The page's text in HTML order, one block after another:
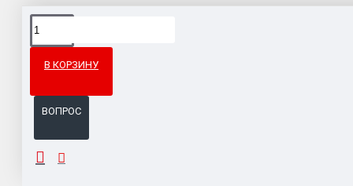
В КОРЗИНУ
ВОПРОС
Доставка товара по всему Таможенному союзу.
ОТЗЫВЫ